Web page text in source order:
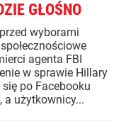
GŁOŚNO
wyborami
agenta FBI
w sprawie Hillary
się po Facebooku
a użytkownicy...